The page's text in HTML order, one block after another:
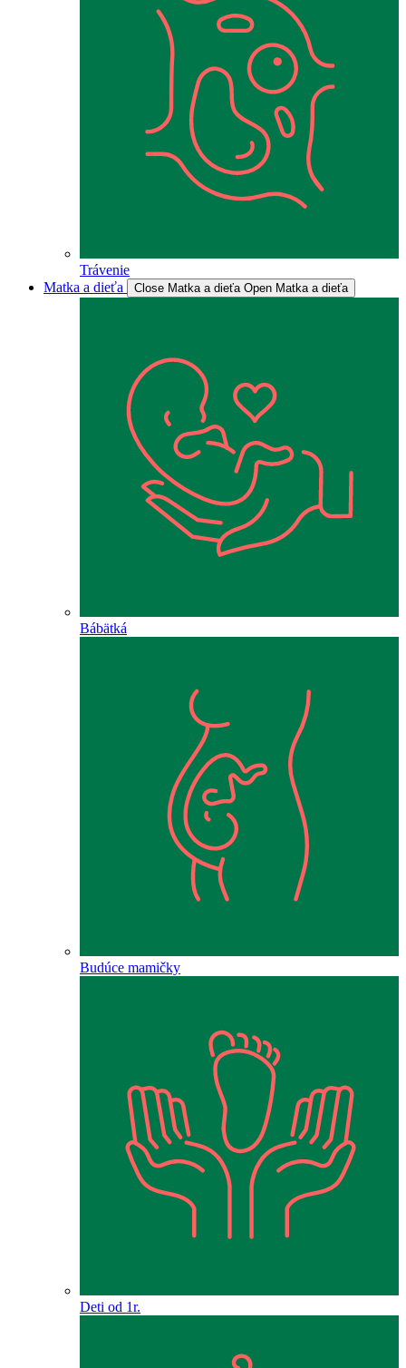
Trávenie
Matka a dieťa
Close Matka a dieťa Open Matka a dieťa
Bábätká
Budúce mamičky
Deti od 1r.